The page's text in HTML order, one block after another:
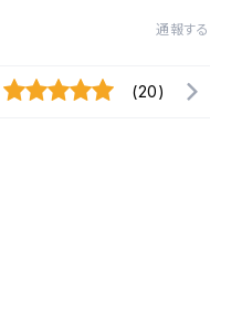
通報する
(20)